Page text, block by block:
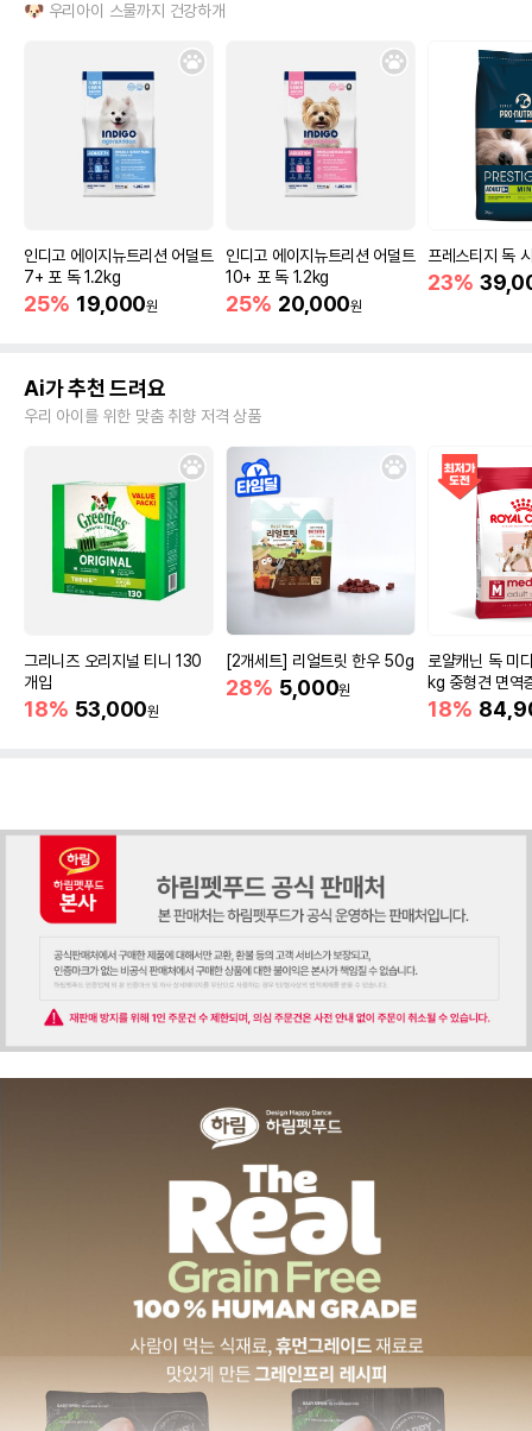
🐶 우리아이 스물까지 건강하개
인디고 에이지뉴트리션 어덜트
7+ 포 독 1.2kg
25% 19,000원
인디고 에이지뉴트리션 어덜트
10+ 포 독 1.2kg
25% 20,000원
프레스티지 독
23%
Ai가 추천 드려요
우리 아이를 위한 맞춤 취향 저격 상품
그리니즈 오리지널 티니 130
개입
18% 53,000원
[2개세트] 리얼트릿 한우 50g
28% 5,000원
로얄캐닌 독 미
kg 중형견 면역
18%